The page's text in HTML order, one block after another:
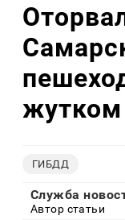
ГИБДД
Служба
Автор статьи